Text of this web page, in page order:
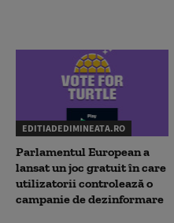
EDITIADEDIMINEATA.RO
Parlamentul European a
lansat un joc gratuit în care
utilizatorii controlează o
campanie de dezinformare